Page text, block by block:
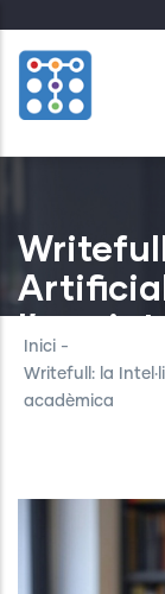
to
main
content
Inici -
Writefull: la
acadèmica